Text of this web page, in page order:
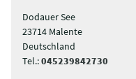
Dodauer See
23714 Malente
Deutschland
Tel.:045239842730